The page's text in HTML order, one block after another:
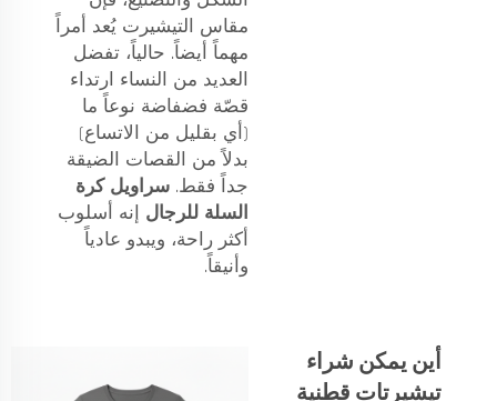
مقاس التيشيرت يُعد أمراً
مهماً أيضاً. حالياً، تفضل
العديد من النساء ارتداء
قصّة فضفاضة نوعاً ما
(أي بقليل من الاتساع)
بدلاً من القصات الضيقة
جداً فقط. سراويل كرة
السلة للرجال إنه أسلوب
أكثر راحة، ويبدو عادياً
وأنيقاً.
أين يمكن شراء
تيشيرتات قطنية